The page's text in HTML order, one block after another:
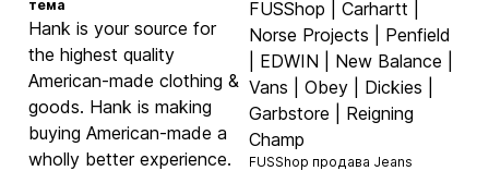
тема
Hank is your source for
the highest quality
American-made clothing &
goods. Hank is making
buying American-made a
wholly better experience.
FUSShop | Carhartt |
Norse Projects | Penfield
| EDWIN | New Balance |
Vans | Obey | Dickies |
Garbstore | Reigning
Champ
FUSShop продава Jeans